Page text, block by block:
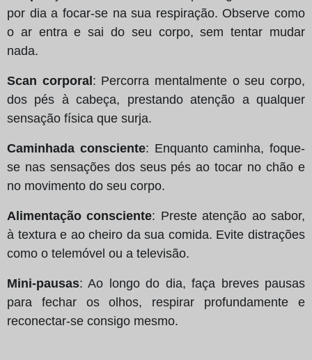
por dia a focar-se na sua respiração. Observe como
o ar entra e sai do seu corpo, sem tentar mudar
nada.
Scan corporal: Percorra mentalmente o seu corpo,
dos pés à cabeça, prestando atenção a qualquer
sensação física que surja.
Caminhada consciente: Enquanto caminha, foque-
se nas sensações dos seus pés ao tocar no chão e
no movimento do seu corpo.
Alimentação consciente: Preste atenção ao sabor,
à textura e ao cheiro da sua comida. Evite distrações
como o telemóvel ou a televisão.
Mini-pausas: Ao longo do dia, faça breves pausas
para fechar os olhos, respirar profundamente e
reconectar-se consigo mesmo.